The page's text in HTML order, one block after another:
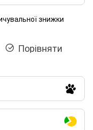
знижки
Порівняти